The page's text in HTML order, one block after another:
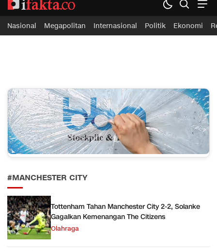
ifakta.co
#pastibenar
Nasional Megapolitan Internasional Politik Ekonomi
#MANCHESTER CITY
Tottenham Tahan Manchester City 2-2, Solanke
Gagalkan Kemenangan The Citizens
Olahraga